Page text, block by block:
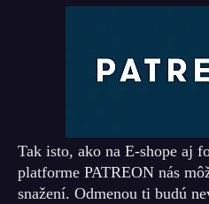
Tak isto, ako na E-shope aj
platforme PATREON nás
snažení. Odmenou ti budú